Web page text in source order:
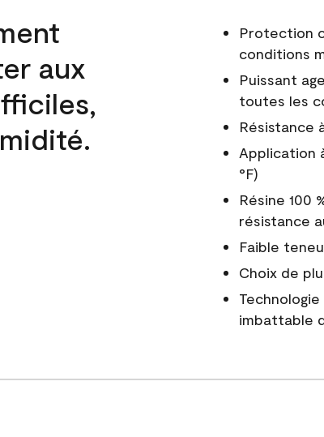
aux
Protection
conditions
Puissant
toutes les
Résistance
Application
°F)
Résine 100
résistance
Faible
Choix de
imbattable